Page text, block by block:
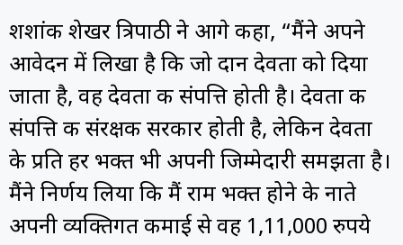
शशांक शेखर त्रिपाठी ने आगे कहा, “मैंने अपने
आवेदन में लिखा है कि जो दान देवता को दिया
जाता है, वह देवता की संपत्ति होती है। देवता की
संपत्ति की संरक्षक सरकार होती है, लेकिन देवता
के प्रति हर भक्त भी अपनी जिम्मेदारी समझता है।
मैंने निर्णय लिया कि मैं राम भक्त होने के नाते
अपनी व्यक्तिगत कमाई से वह 1,11,000 रुपये